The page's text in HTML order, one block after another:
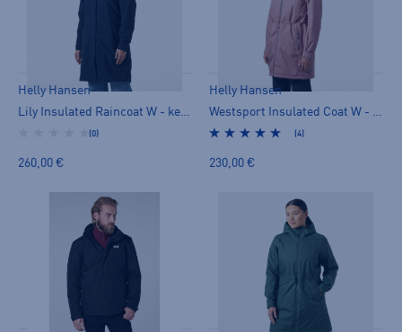
Helly Hansen
(0)
260,00 €
Helly Hansen
(4)
230,00 €